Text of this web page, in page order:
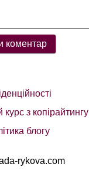
з копірайтингу
блогу
rykova.com